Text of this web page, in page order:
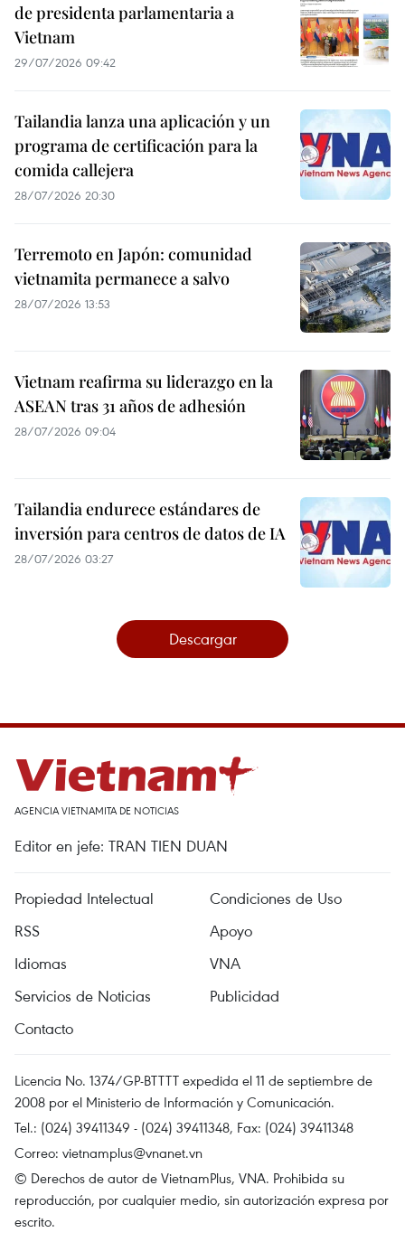
de presidenta parlamentaria a
Vietnam
29/07/2026 09:42
Tailandia lanza una aplicación y un
programa de certificación para la
comida callejera
28/07/2026 20:30
Terremoto en Japón: comunidad
vietnamita permanece a salvo
28/07/2026 13:53
Vietnam reafirma su liderazgo en la
ASEAN tras 31 años de adhesión
28/07/2026 09:04
Tailandia endurece estándares de
inversión para centros de datos de IA
28/07/2026 03:27
Descargar
AGENCIA VIETNAMITA DE NOTICIAS
Editor en jefe: TRAN TIEN DUAN
Propiedad Intelectual
Condiciones de Uso
RSS
Apoyo
Idiomas
VNA
Servicios de Noticias
Publicidad
Contacto
Licencia No. 1374/GP-BTTTT expedida el 11 de septiembre de
2008 por el Ministerio de Información y Comunicación.
Tel.: (024) 39411349 - (024) 39411348, Fax: (024) 39411348
Correo: vietnamplus@vnanet.vn
© Derechos de autor de VietnamPlus, VNA. Prohibida su
reproducción, por cualquier medio, sin autorización expresa por
escrito.